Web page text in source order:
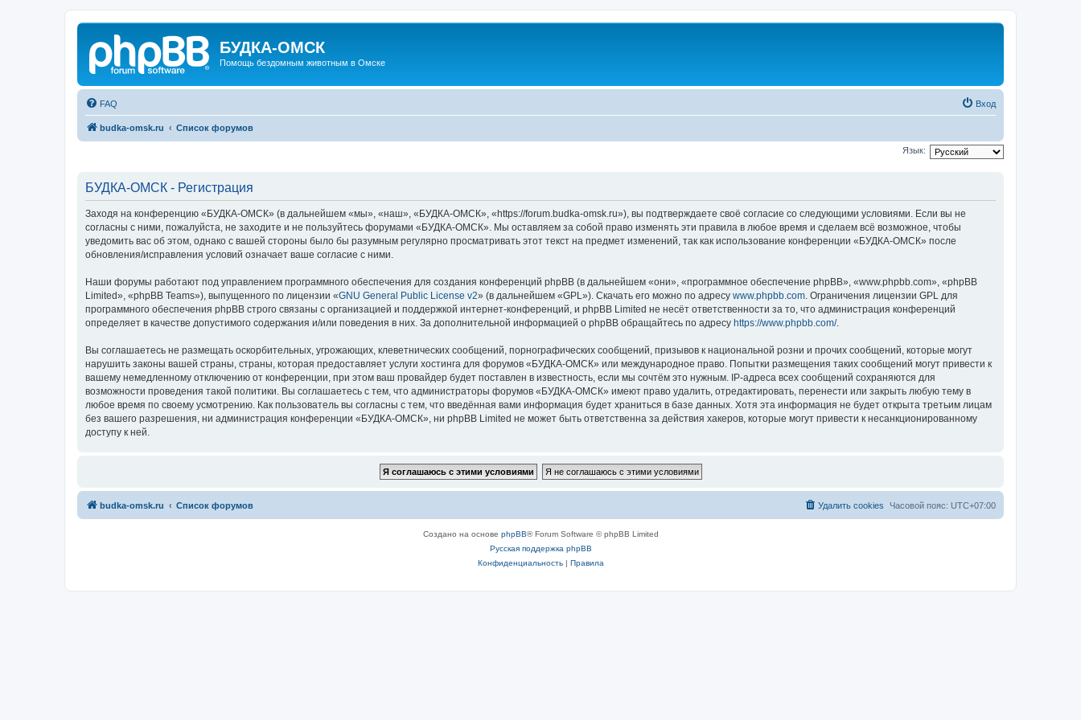
БУДКА-ОМСК
Помощь бездомным животным в Омске
FAQ Вход
budka-omsk.ru Список форумов
Язык:
БУДКА-ОМСК - Регистрация
Заходя на конференцию «БУДКА-ОМСК» (в дальнейшем «мы», «наш», «БУДКА-ОМСК», «https://forum.budka-omsk.ru»), вы подтверждаете своё согласие со следующими условиями. Если вы не
согласны с ними, пожалуйста, не заходите и не пользуйтесь форумами «БУДКА-ОМСК». Мы оставляем за собой право изменять эти правила в любое время и сделаем всё возможное, чтобы
уведомить вас об этом, однако с вашей стороны было бы разумным регулярно просматривать этот текст на предмет изменений, так как использование конференции «БУДКА-ОМСК» после
обновления/исправления условий означает ваше согласие с ними.
Наши форумы работают под управлением программного обеспечения для создания конференций phpBB (в дальнейшем «они», «программное обеспечение phpBB», «www.phpbb.com», «phpBB
Limited», «phpBB Teams»), выпущенного по лицензии «GNU General Public License v2» (в дальнейшем «GPL»). Скачать его можно по адресу www.phpbb.com. Ограничения лицензии GPL для
программного обеспечения phpBB строго связаны с организацией и поддержкой интернет-конференций, и phpBB Limited не несёт ответственности за то, что администрация конференций
определяет в качестве допустимого содержания и/или поведения в них. За дополнительной информацией о phpBB обращайтесь по адресу https://www.phpbb.com/.
Вы соглашаетесь не размещать оскорбительных, угрожающих, клеветнических сообщений, порнографических сообщений, призывов к национальной розни и прочих сообщений, которые могут
нарушить законы вашей страны, страны, которая предоставляет услуги хостинга для форумов «БУДКА-ОМСК» или международное право. Попытки размещения таких сообщений могут привести к
вашему немедленному отключению от конференции, при этом ваш провайдер будет поставлен в известность, если мы сочтём это нужным. IP-адреса всех сообщений сохраняются для
возможности проведения такой политики. Вы соглашаетесь с тем, что администраторы форумов «БУДКА-ОМСК» имеют право удалить, отредактировать, перенести или закрыть любую тему в
любое время по своему усмотрению. Как пользователь вы согласны с тем, что введённая вами информация будет храниться в базе данных. Хотя эта информация не будет открыта третьим лицам
без вашего разрешения, ни администрация конференции «БУДКА-ОМСК», ни phpBB Limited не может быть ответственна за действия хакеров, которые могут привести к несанкционированному
доступу к ней.
budka-omsk.ru Список форумов Часовой пояс: UTC+07:00
Удалить cookies
Создано на основе phpBB® Forum Software © phpBB Limited
Русская поддержка phpBB
Конфиденциальность| Правила